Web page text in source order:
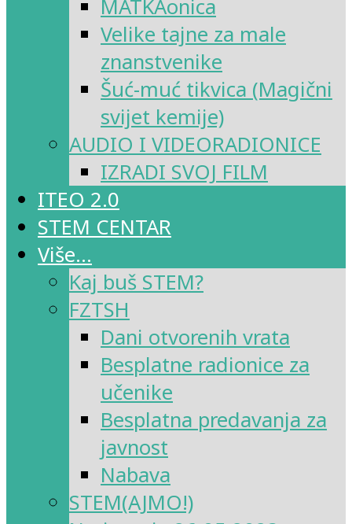
MATKAonica
Velike tajne za male
znanstvenike
Šuć-muć tikvica (Magični
svijet kemije)
AUDIO I VIDEORADIONICE
IZRADI SVOJ FILM
ITEO 2.0
STEM CENTAR
Više…
Kaj buš STEM?
FZTSH
Dani otvorenih vrata
Besplatne radionice za
učenike
Besplatna predavanja za
javnost
Nabava
STEM(AJMO!)